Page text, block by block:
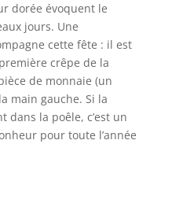
dorée évoquent le
jours. Une
cette fête : il est
crêpe de la
de monnaie (un
main gauche. Si la
dans la poêle, c’est un
pour toute l’année